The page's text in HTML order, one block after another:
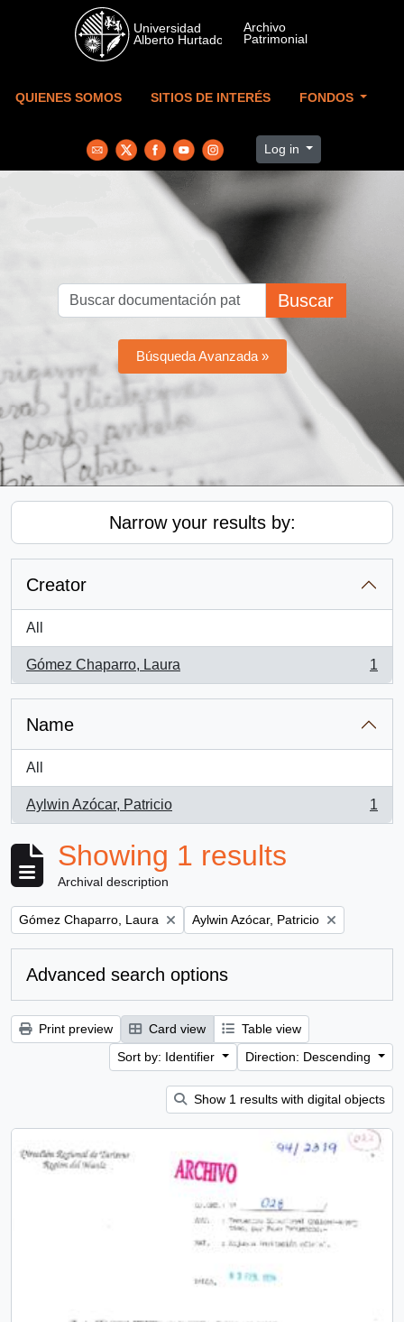
Skip to main content
QUIENES SOMOS SITIOS DE INTERÉS FONDOS
Log in
Buscar
Búsqueda Avanzada »
Narrow your results by:
Creator
All
Gómez Chaparro, Laura
, 1 results
1
Name
All
Aylwin Azócar, Patricio
, 1 results
1
Showing 1 results
Archival description
Remove filter:
Gómez Chaparro, Laura Remove filter:
Aylwin Azócar, Patricio
Advanced search options
Print preview Card view
Table view
Sort by: Identifier
Direction: Descending
Show 1 results with digital objects